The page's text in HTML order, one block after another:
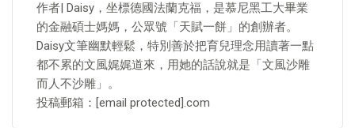
作者| Daisy，坐標德國法蘭克福，是慕尼黑工大畢業
的金融碩士媽媽，公眾號「天賦一餅」的創辦者。
Daisy文筆幽默輕鬆，特別善於把育兒理念用讀著一點
都不累的文風娓娓道來，用她的話說就是「文風沙雕
而人不沙雕」。
投稿郵箱：[email protected].com